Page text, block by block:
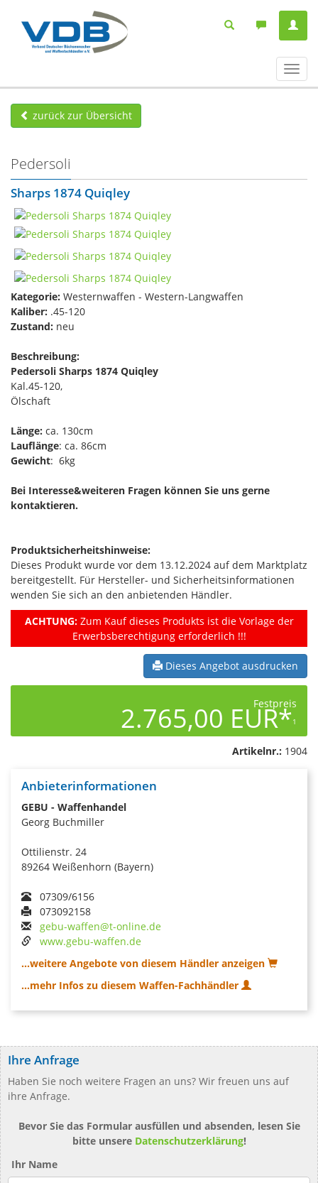
ein-/
zurück zur Übersicht
Pedersoli
Sharps 1874 Quiqley
Kategorie: Westernwaffen - Western-Langwaffen
Kaliber: .45-120
Zustand: neu
Beschreibung:
Pedersoli Sharps 1874 Quiqley
Kal.45-120,
Ölschaft
Länge: ca. 130cm
Lauflänge: ca. 86cm
Gewicht: 6kg
Bei Interesse&weiteren Fragen können Sie uns gerne
kontaktieren.
Produktsicherheitshinweise:
Dieses Produkt wurde vor dem 13.12.2024 auf dem Marktplatz
bereitgestellt. Für Hersteller- und Sicherheitsinformationen
wenden Sie sich an den anbietenden Händler.
ACHTUNG:Zum Kauf dieses Produkts ist die Vorlage der
Erwerbsberechtigung erforderlich !!!
Dieses Angebot ausdrucken
Festpreis
2.765,00 EUR*1
Artikelnr.: 1904
Anbieterinformationen
GEBU - Waffenhandel
Georg Buchmiller
Ottilienstr. 24
89264 Weißenhorn (Bayern)
07309/6156
073092158
gebu-waffen@t-online.de
www.gebu-waffen.de
...weitere Angebote von diesem Händler anzeigen
...mehr Infos zu diesem Waffen-Fachhändler
Ihre Anfrage
Haben Sie noch weitere Fragen an uns? Wir freuen uns auf
ihre Anfrage.
Bevor Sie das Formular ausfüllen und absenden, lesen Sie
bitte unsere Datenschutzerklärung!
Ihr Name